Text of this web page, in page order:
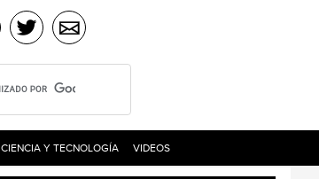
CIENCIA Y TECNOLOGÍA VIDEOS